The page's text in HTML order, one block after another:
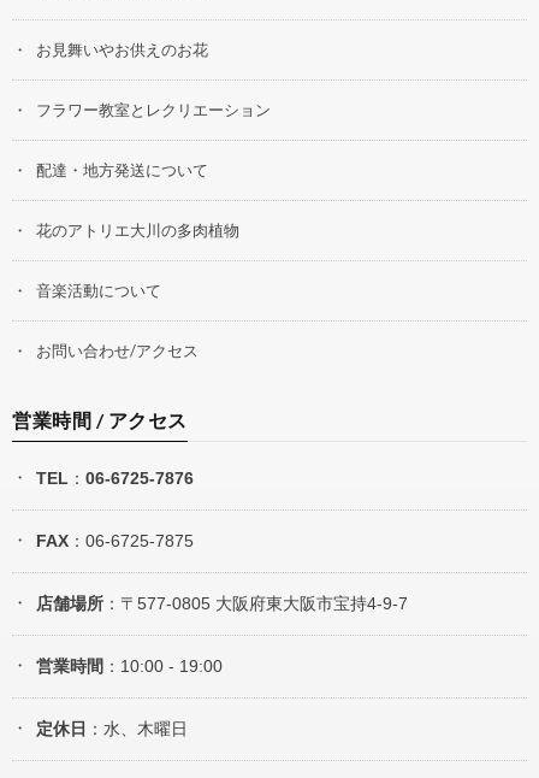
お見舞いやお供えのお花
フラワー教室とレクリエーション
配達・地方発送について
花のアトリエ大川の多肉植物
音楽活動について
お問い合わせ/アクセス
営業時間 / アクセス
TEL ： 06-6725-7876
FAX ：06-6725-7875
店舗場所 ：〒577-0805 大阪府東大阪市宝持4-9-7
営業時間 ：10:00 - 19:00
定休日 ：水、木曜日